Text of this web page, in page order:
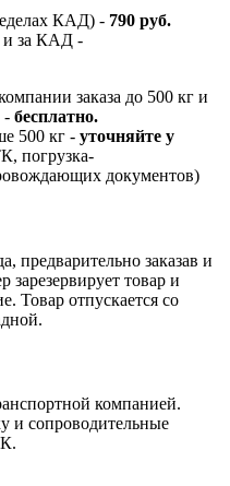
КАД) - 790 руб.
и за КАД -
заказа до 500 кг и
- бесплатно.
500 кг - уточняйте у
погрузка-
документов)
предварительно заказав и
зарезервирует товар и
Товар отпускается со
компанией.
и сопроводительные